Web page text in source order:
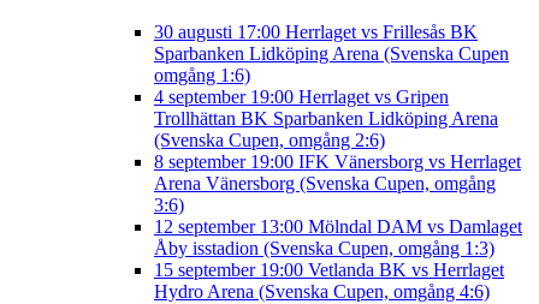
30 augusti 17:00 Herrlaget vs Frillesås BK
Sparbanken Lidköping Arena (Svenska Cupen
omgång 1:6)
4 september 19:00 Herrlaget vs Gripen
Trollhättan BK Sparbanken Lidköping Arena
(Svenska Cupen, omgång 2:6)
8 september 19:00 IFK Vänersborg vs Herrlaget
Arena Vänersborg (Svenska Cupen, omgång
3:6)
12 september 13:00 Mölndal DAM vs Damlaget
Åby isstadion (Svenska Cupen, omgång 1:3)
15 september 19:00 Vetlanda BK vs Herrlaget
Hydro Arena (Svenska Cupen, omgång 4:6)